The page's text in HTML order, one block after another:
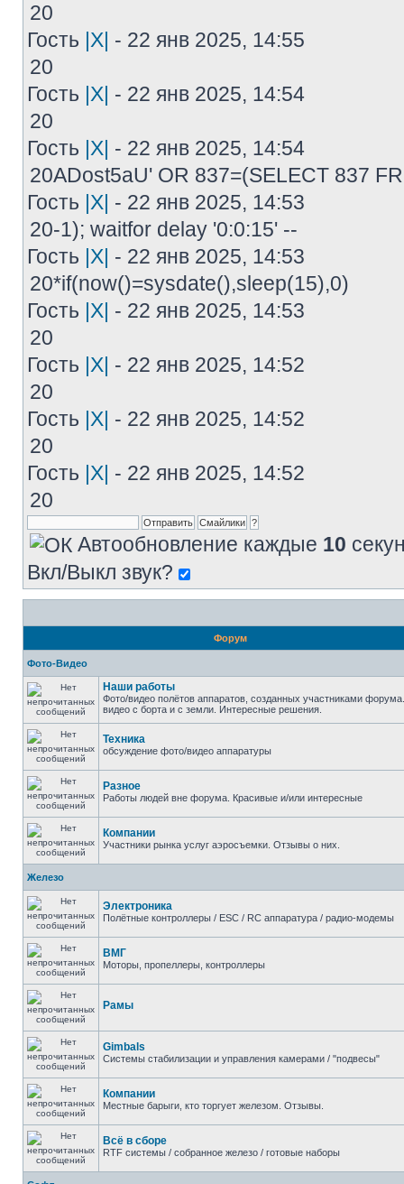
20
Гость |X| - 22 янв 2025, 14:55
20
Гость |X| - 22 янв 2025, 14:54
20
Гость |X| - 22 янв 2025, 14:54
20ADost5aU' OR 837=(SELECT 837
Гость |X| - 22 янв 2025, 14:53
20-1); waitfor delay '0:0:15' --
Гость |X| - 22 янв 2025, 14:53
20*if(now()=sysdate(),sleep(15),0)
Гость |X| - 22 янв 2025, 14:53
20
Гость |X| - 22 янв 2025, 14:52
20
Гость |X| - 22 янв 2025, 14:52
20
Гость |X| - 22 янв 2025, 14:52
20
Автообновление каждые 10
Вкл/Выкл звук?
Форум
Фото-Видео
Наши работы
Фото/видео полётов аппаратов, созданных участниками
видео с борта и с земли. Интересные решения.
Техника
обсуждение фото/видео аппаратуры
Разное
Работы людей вне форума. Красивые и/или интересные
Компании
Участники рынка услуг аэросъемки. Отзывы о них.
Железо
Электроника
Полётные контроллеры / ESC / RC аппаратура / радио-модемы
ВМГ
Моторы, пропеллеры, контроллеры
Рамы
Gimbals
Системы стабилизации и управления камерами / "подвесы"
Компании
Местные барыги, кто торгует железом. Отзывы.
Всё в сборе
RTF системы / собранное железо / готовые наборы